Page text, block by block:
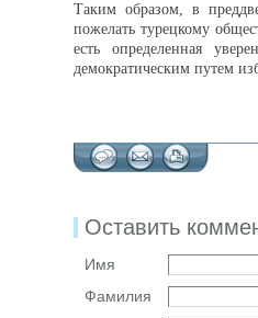
Таким образом, в
пожелать турецкому
есть определенная
демократическим путем
Оставить
Имя
Фамилия